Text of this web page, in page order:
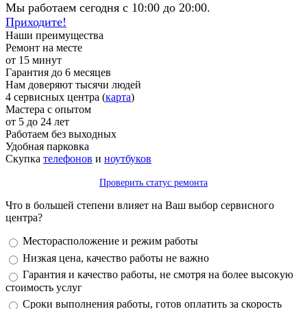
Мы работаем сегодня с 10:00 до 20:00.
Приходите!
Наши преимущества
Ремонт на месте
от 15 минут
Гарантия до 6 месяцев
Нам доверяют тысячи людей
4 сервисных центра (карта)
Мастера с опытом
от 5 до 24 лет
Работаем без выходных
Удобная парковка
Скупка телефонов и ноутбуков
Проверить статус ремонта
Что в большей степени влияет на Ваш выбор сервисного
центра?
Варианты
Месторасположение и режим работы
Низкая цена, качество работы не важно
Гарантия и качество работы, не смотря на более высокую
стоимость услуг
Сроки выполнения работы, готов оплатить за скорость